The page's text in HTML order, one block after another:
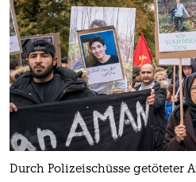
Durch Polizeischüsse getöteter